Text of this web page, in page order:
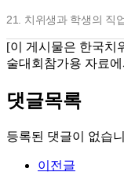
21. 치위생과 학생의 직
[이 게시물은 한국치
술대회참가용 자료
댓글목록
등록된 댓글이 없습
이전글